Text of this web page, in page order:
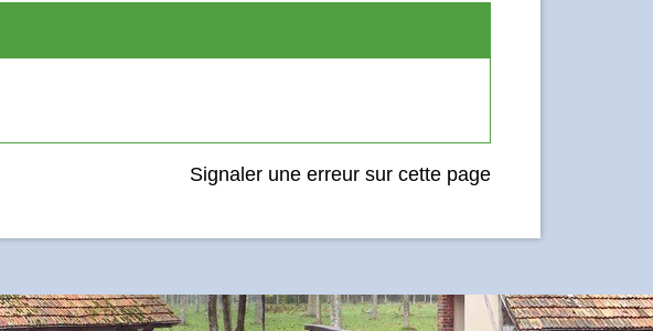
Signaler une erreur sur cette page